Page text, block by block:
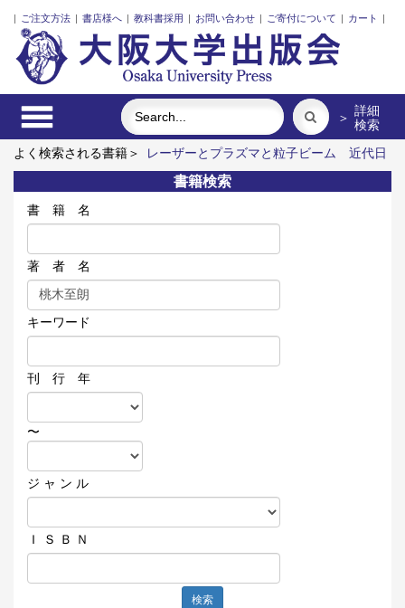
| ご注文方法 | 書店様へ | 教科書採用 | お問い合わせ | ご寄付について | カート |
＞ 詳細
検索
よく検索される書籍＞
レーザーとプラズマと粒子ビーム
近代日
本における企業家の諸系譜
ポンプの流体力学
インドネシア上
演芸術の世界
三人の藤野先生、その生涯と交流 街に拓く大学
書籍検索
書 籍 名
著 者 名
キーワード
刊 行 年
〜
ジ ャ ン ル
Ｉ Ｓ Ｂ Ｎ
検索